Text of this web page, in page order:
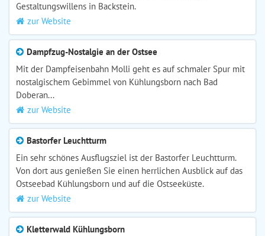
Gestaltungswillens in Backstein.
zur Website
Dampfzug-Nostalgie an der Ostsee
Mit der Dampfeisenbahn Molli geht es auf schmaler Spur mit
nostalgischem Gebimmel von Kühlungsborn nach Bad
Doberan...
zur Website
Bastorfer Leuchtturm
Ein sehr schönes Ausflugsziel ist der Bastorfer Leuchtturm.
Von dort aus genießen Sie einen herrlichen Ausblick auf das
Ostseebad Kühlungsborn und auf die Ostseeküste.
zur Website
Kletterwald Kühlungsborn